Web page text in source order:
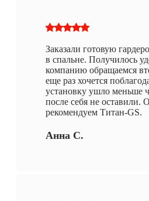
Заказали готовую
в спальне. Получилось
компанию обращаемся
еще раз хочется
установку ушло меньше
после себя не оставили.
рекомендуем Титан-GS.
Анна С.